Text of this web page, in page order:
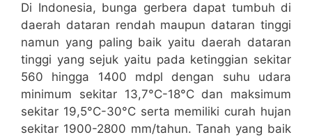
Di Indonesia, bunga gerbera dapat tumbuh di
daerah dataran rendah maupun dataran tinggi
namun yang paling baik yaitu daerah dataran
tinggi yang sejuk yaitu pada ketinggian sekitar
560 hingga 1400 mdpl dengan suhu udara
minimum sekitar 13,7°C-18°C dan maksimum
sekitar 19,5°C-30°C serta memiliki curah hujan
sekitar 1900-2800 mm/tahun. Tanah yang baik